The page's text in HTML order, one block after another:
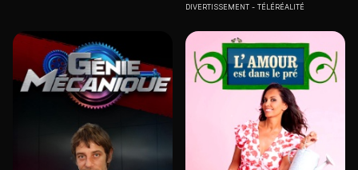
DIVERTISSEMENT TÉLÉRÉALITÉ